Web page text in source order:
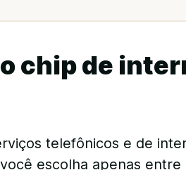
chip de
telefônicos e de
escolha apenas